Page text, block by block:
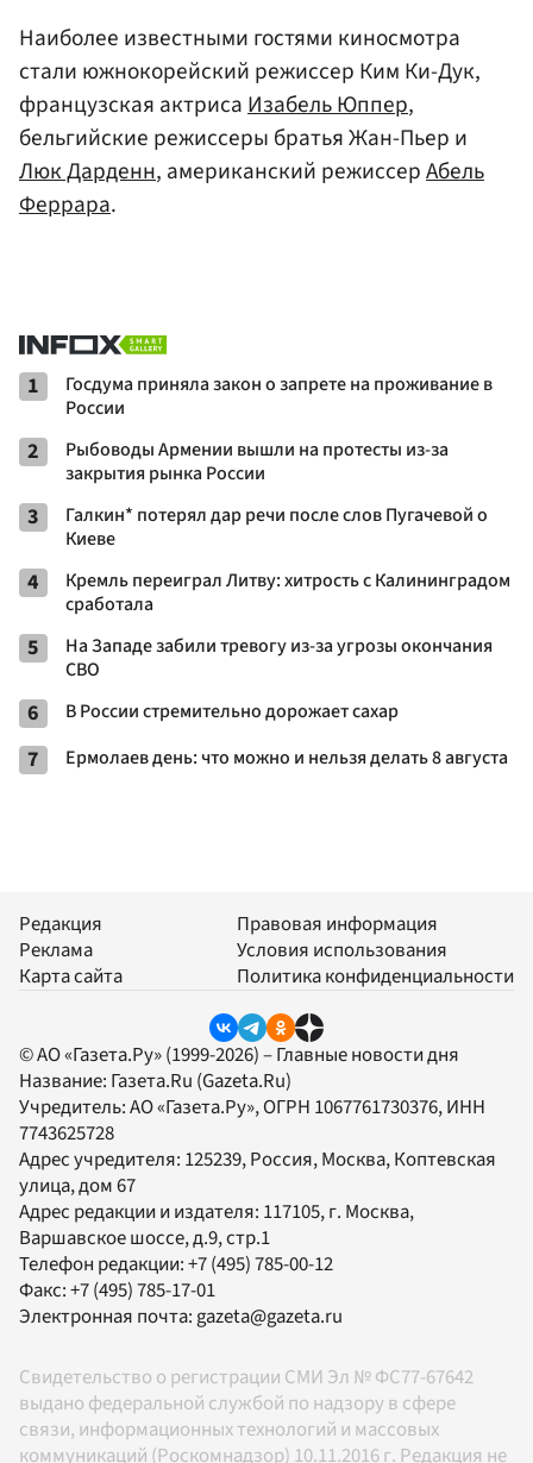
Наиболее известными гостями киносмотра
стали южнокорейский режиссер Ким Ки-Дук,
французская актриса Изабель Юппер,
бельгийские режиссеры братья Жан-Пьер и
Люк Дарденн, американский режиссерАбель
Феррара.
1
Госдума приняла закон о запрете на проживание в
России
2
Рыбоводы Армении вышли на протесты из-за
закрытия рынка России
3
Галкин* потерял дар речи после слов Пугачевой о
Киеве
4
Кремль переиграл Литву: хитрость с Калининградом
сработала
5
На Западе забили тревогу из-за угрозы окончания
СВО
6 В России стремительно дорожает сахар
7 Ермолаев день: что можно и нельзя делать 8 августа
Редакция
Реклама
Карта сайта
Правовая информация
Условия использования
Политика конфиденциальности
© АО «Газета.Ру» (1999-2026) – Главные новости дня
Название: Газета.Ru (Gazeta.Ru)
Учредитель:АО «Газета.Ру», ОГРН 1067761730376, ИНН
7743625728
Адрес учредителя: 125239, Россия, Москва, Коптевская
улица, дом 67
Адрес редакции и издателя: 117105, г. Москва,
Варшавское шоссе, д.9, стр.1
Телефон редакции:+7 (495) 785-00-12
Факс:+7 (495) 785-17-01
Электронная почта:gazeta@gazeta.ru
Свидетельство о регистрации СМИ Эл № ФС77-67642
выдано федеральной службой по надзору в сфере
связи, информационных технологий и массовых
коммуникаций (Роскомнадзор) 10.11.2016 г. Редакция не